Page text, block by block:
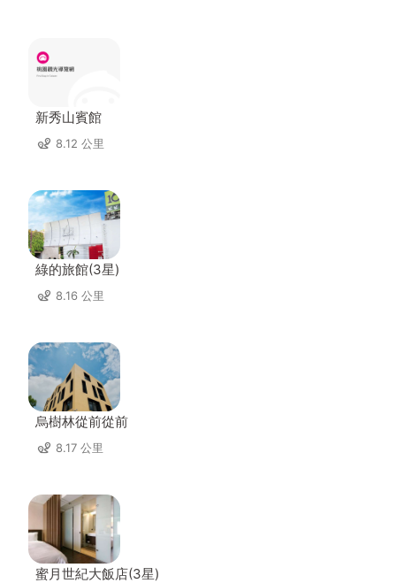
新秀山賓館
8.12 公里
綠的旅館(3星)
8.16 公里
烏樹林從前從前
8.17 公里
蜜月世紀大飯店(3星)